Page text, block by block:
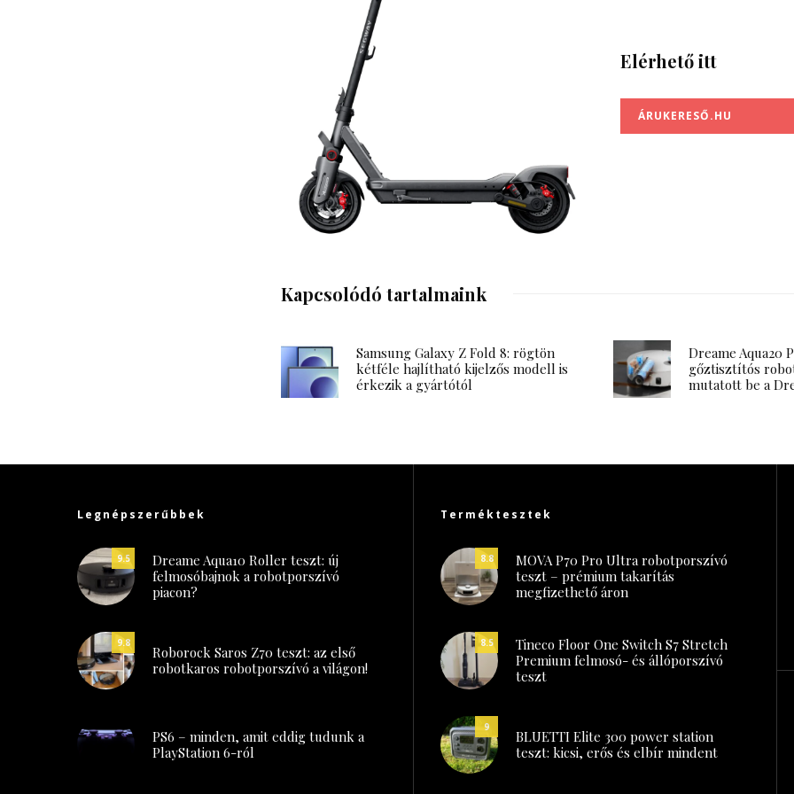
Elérhető itt
ÁRUKERESŐ.HU
Kapcsolódó tartalmaink
Samsung Galaxy Z Fold 8: rögtön
kétféle hajlítható kijelzős modell is
érkezik a gyártótól
Dreame Aqua20
gőztisztítós
mutatott be a
Legnépszerűbbek
9.5
Dreame Aqua10 Roller teszt: új
felmosóbajnok a robotporszívó
piacon?
9.8
Roborock Saros Z70 teszt: az első
robotkaros robotporszívó a világon!
PS6 – minden, amit eddig tudunk a
PlayStation 6-ról
Terméktesztek
8.8
MOVA P70 Pro Ultra robotporszívó
teszt – prémium takarítás
megfizethető áron
8.5
Tineco Floor One Switch S7 Stretch
Premium felmosó- és állóporszívó
teszt
9
BLUETTI Elite 300 power station
teszt: kicsi, erős és elbír mindent